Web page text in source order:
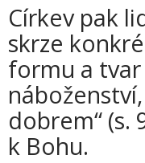
Církev pak
skrze
formu a tvar
dobrem“ (s.
k Bohu.